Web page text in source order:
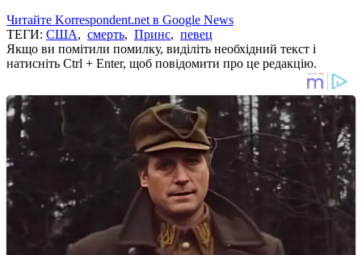
Читайте Korrespondent.net в Google News
ТЕГИ: США, смерть, Принс, певец
Якщо ви помітили помилку, виділіть необхідний текст і
натисніть Ctrl + Enter, щоб повідомити про це редакцію.